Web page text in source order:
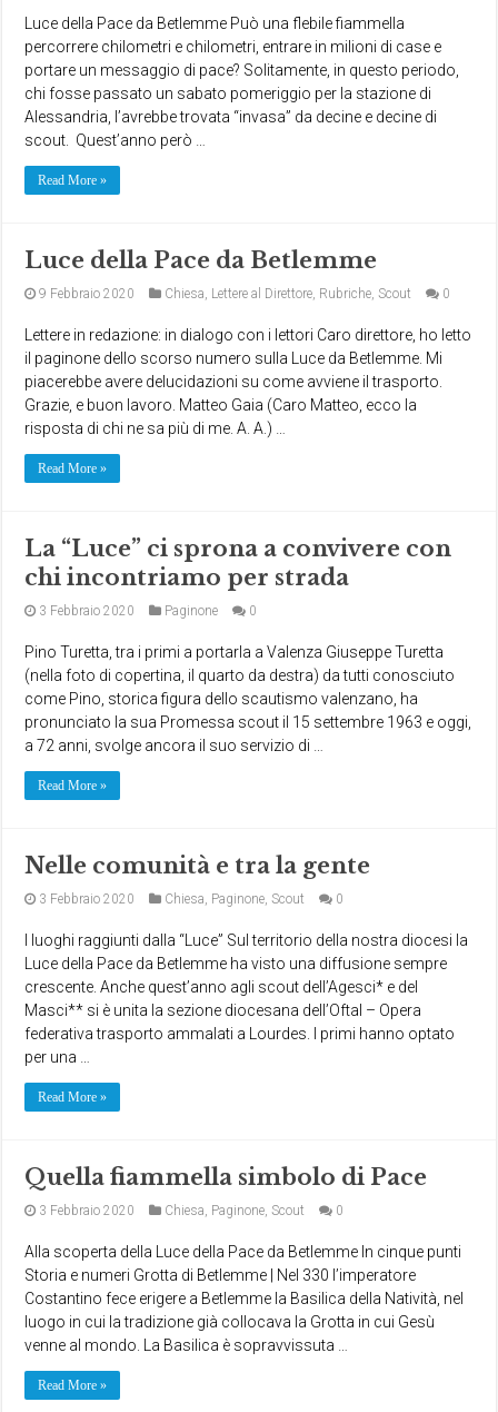
Luce della Pace da Betlemme Può una flebile fiammella
percorrere chilometri e chilometri, entrare in milioni di case e
portare un messaggio di pace? Solitamente, in questo periodo,
chi fosse passato un sabato pomeriggio per la stazione di
Alessandria, l’avrebbe trovata “invasa” da decine e decine di
scout. Quest’anno però …
Read More »
Luce della Pace da Betlemme
9 Febbraio 2020 Chiesa, Lettere al Direttore, Rubriche,Scout 0
Lettere in redazione: in dialogo con i lettori Caro direttore, ho letto
il paginone dello scorso numero sulla Luce da Betlemme. Mi
piacerebbe avere delucidazioni su come avviene il trasporto.
Grazie, e buon lavoro. Matteo Gaia (Caro Matteo, ecco la
risposta di chi ne sa più di me. A. A.) …
Read More »
La “Luce” ci sprona a convivere con
chi incontriamo per strada
3 Febbraio 2020 Paginone 0
Pino Turetta, tra i primi a portarla a Valenza Giuseppe Turetta
(nella foto di copertina, il quarto da destra) da tutti conosciuto
come Pino, storica figura dello scautismo valenzano, ha
pronunciato la sua Promessa scout il 15 settembre 1963 e oggi,
a 72 anni, svolge ancora il suo servizio di …
Read More »
Nelle comunità e tra la gente
3 Febbraio 2020 Chiesa, Paginone,Scout 0
I luoghi raggiunti dalla “Luce” Sul territorio della nostra diocesi la
Luce della Pace da Betlemme ha visto una diffusione sempre
crescente. Anche quest’anno agli scout dell’Agesci* e del
Masci** si è unita la sezione diocesana dell’Oftal – Opera
federativa trasporto ammalati a Lourdes. I primi hanno optato
per una …
Read More »
Quella fiammella simbolo di Pace
3 Febbraio 2020 Chiesa, Paginone,Scout 0
Alla scoperta della Luce della Pace da Betlemme In cinque punti
Storia e numeri Grotta di Betlemme | Nel 330 l’imperatore
Costantino fece erigere a Betlemme la Basilica della Natività, nel
luogo in cui la tradizione già collocava la Grotta in cui Gesù
venne al mondo. La Basilica è sopravvissuta …
Read More »